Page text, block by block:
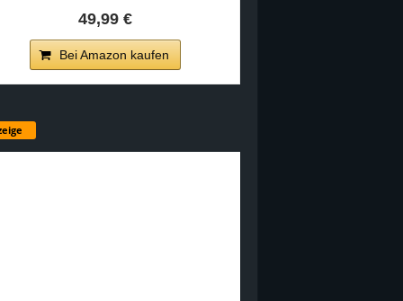
49,99 €
Bei Amazon kaufen